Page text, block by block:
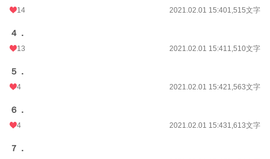
14 2021.02.01 15:401,515文字
４．
13 2021.02.01 15:411,510文字
５．
4 2021.02.01 15:421,563文字
６．
4 2021.02.01 15:431,613文字
７．